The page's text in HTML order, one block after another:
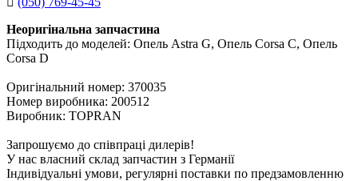
Неоригінальна запчастина
Підходить до моделей: Опель Astra G, Опель Corsa C, Опель
Corsa D
Оригінальний номер: 370035
Номер виробника: 200512
Виробник: TOPRAN
Запрошуємо до співпраці дилерів!
У нас власний склад запчастин з Германії
Індивідуальні умови, регулярні поставки по предзамовленню